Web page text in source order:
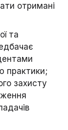
отримані
та
практики;
захисту